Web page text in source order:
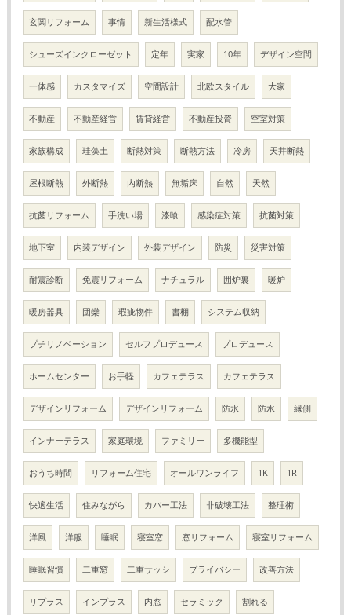
玄関リフォーム 事情 新生活様式 配水管
シューズインクローゼット 定年 実家 10年 デザイン空間
一体感 カスタマイズ 空間設計 北欧スタイル 大家
不動産 不動産経営 賃貸経営 不動産投資 空室対策
家族構成 珪藻土 断熱対策 断熱方法 冷房 天井断熱
屋根断熱 外断熱 内断熱 無垢床 自然 天然
抗菌リフォーム 手洗い場 漆喰 感染症対策 抗菌対策
地下室 内装デザイン 外装デザイン 防災 災害対策
耐震診断 免震リフォーム ナチュラル 囲炉裏 暖炉
暖房器具 団欒 瑕疵物件 書棚 システム収納
プチリノベーション セルフプロデュース プロデュース
ホームセンター お手軽 カフェテラス カフェテラス
デザインリフォーム デザインリフォーム 防水 防水 縁側
インナーテラス 家庭環境 ファミリー 多機能型
おうち時間 リフォーム住宅 オールワンライフ 1K 1R
快適生活 住みながら カバー工法 非破壊工法 整理術
洋風 洋服 睡眠 寝室窓 窓リフォーム 寝室リフォーム
睡眠習慣 二重窓 二重サッシ プライバシー 改善方法
リプラス インプラス 内窓 セラミック 割れる